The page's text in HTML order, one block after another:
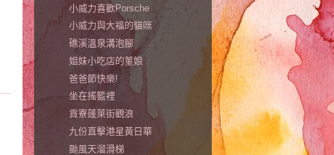
小威力喜歡Porsche
小威力與大福的貓咪
礁溪溫泉溝泡腳
姐妹小吃店的董娘
爸爸節快樂!
坐在搖籃裡
貢寮蓬萊街觀浪
九份直擊港星黃日華
颱風天溜滑梯